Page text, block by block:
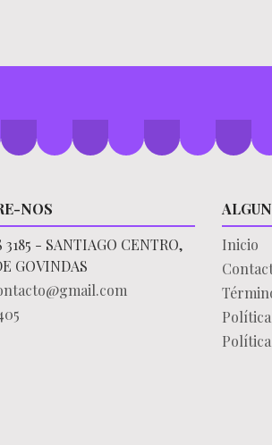
NOS
3185 - SANTIAGO CENTRO,
GOVINDAS
Inicio